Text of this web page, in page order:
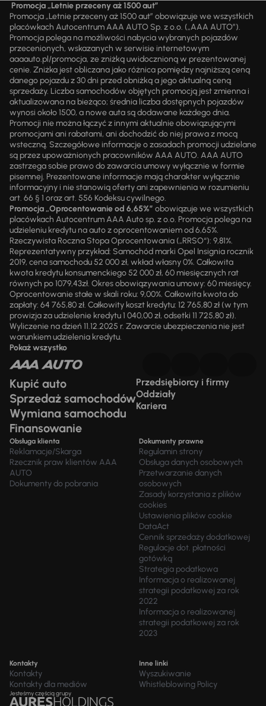
Promocja „Letnie przeceny aż 1500 aut”
Promocja „Letnie przeceny aż 1500 aut” obowiązuje we wszystkich
placówkach Autocentrum AAA AUTO Sp. z o.o. („AAA AUTO”).
Promocja polega na możliwości nabycia wybranych pojazdów
przecenionych, wskazanych w serwisie internetowym
aaaauto.pl/promocja, ze zniżką uwidocznioną w prezentowanej
cenie. Zniżka jest obliczana jako różnica pomiędzy najniższą ceną
danego pojazdu z 30 dni przed obniżką a jego aktualną ceną
sprzedaży. Liczba samochodów objętych promocją jest zmienna i
aktualizowana na bieżąco; średnia liczba dostępnych pojazdów
wynosi około 1500, a nowe auta są dodawane każdego dnia.
Promocji nie można łączyć z innymi aktualnie obowiązującymi
promocjami ani rabatami, ani dochodzić do niej prawa z mocą
wsteczną. Szczegółowe informacje o zasadach promocji udzielane
są przez upoważnionych pracowników AAA AUTO. AAA AUTO
zastrzega sobie prawo do zawarcia umowy wyłącznie w formie
pisemnej. Prezentowane informacje mają charakter wyłącznie
informacyjny i nie stanowią oferty ani zapewnienia w rozumieniu
art. 66 § 1 oraz art. 556 Kodeksu cywilnego.
Promocja „Oprocentowanie od 6,65%” obowiązuje we wszystkich
placówkach Autocentrum AAA Auto sp. z o.o. Promocja polega na
udzieleniu kredytu na auto z oprocentowaniem od 6,65%.
Rzeczywista Roczna Stopa Oprocentowania („RRSO“): 9,81%.
Reprezentatywny przykład: Samochód marki Opel Insignia rocznik
2019, cena samochodu 52 000 zł, wkład własny 0%. Całkowita
kwota kredytu konsumenckiego 52 000 zł, 60 miesięcznych rat
równych po 1079,43zł. Okres obowiązywania umowy: 60 miesięcy.
Oprocentowanie stałe w skali roku: 9,00%. Całkowita kwota do
zapłaty: 64 765,80 zł. Całkowity koszt kredytu: 12 765,80 zł (w tym
prowizja za udzielenie kredytu 1 040,00 zł, odsetki 11 725,80 zł).
Wyliczenie na dzień 11.12.2025 r. Zawarcie ubezpieczenia nie jest
warunkiem udzielenia kredytu.
Pokaż wszystko
Kupić auto
Sprzedaż samochodów
Wymiana samochodu
Finansowanie
Przedsiębiorcy i firmy
Oddziały
Kariera
Obsługa klienta
Reklamacje/Skarga
Rzecznik praw klientów AAA
AUTO
Dokumenty do pobrania
Dokumenty prawne
Regulamin strony
Obsługa danych osobowych
Przetwarzanie danych
osobowych
Zasady korzystania z plików
cookies
Ustawienia plików cookie
DataAct
Cennik sprzedaży dodatkowej
Regulacje dot. płatności
gotówką
Strategia podatkowa
Informacja o realizowanej
strategii podatkowej za rok
2022
Informacja o realizowanej
strategii podatkowej za rok
2023
Kontakty
Kontakty
Kontakty dla mediów
Inne linki
Wyszukiwanie
Whistleblowing Policy
Jesteśmy częścią grupy